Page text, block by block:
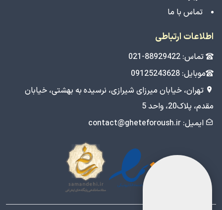
تماس با ما
اطلاعات ارتباطی
تماس: 88929422-021
موبایل: 09125243628
تهران، خیابان میرزای شیرازی، نرسیده به بهشتی، خیابان
مقدم، پلاک20، واحد 5
ایمیل: contact@gheteforoush.ir